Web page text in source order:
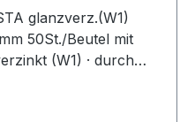
glanzverz.(W1)
50St./Beutel mit
(W1) · durch